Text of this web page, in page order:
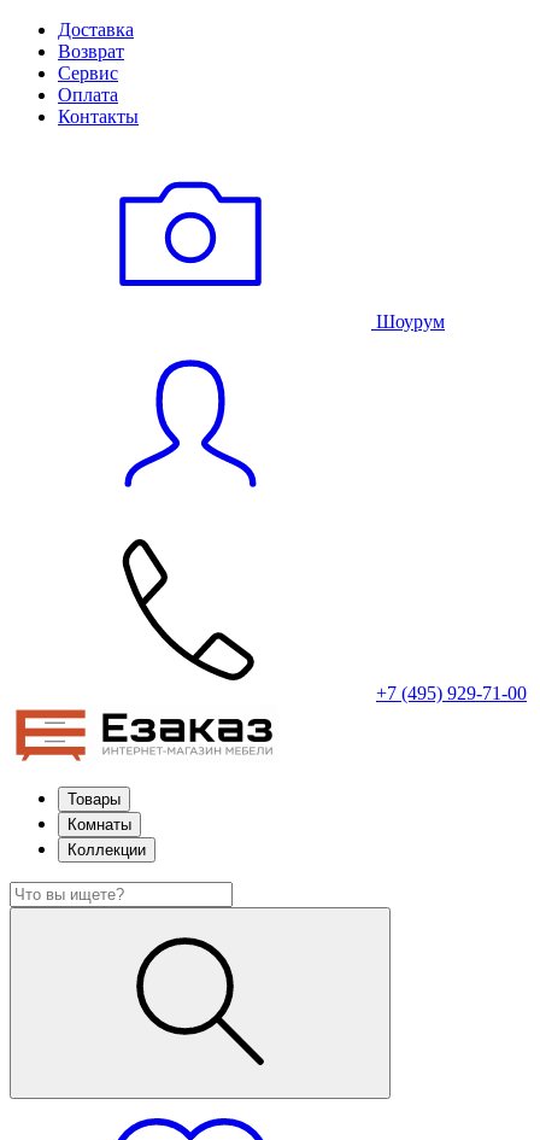
Доставка
Возврат
Сервис
Оплата
Контакты
Шоурум
+7 (495) 929-71-00
Товары
Комнаты
Коллекции